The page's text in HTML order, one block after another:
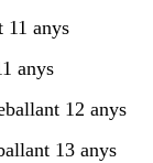
11 anys
anys
12 anys
13 anys